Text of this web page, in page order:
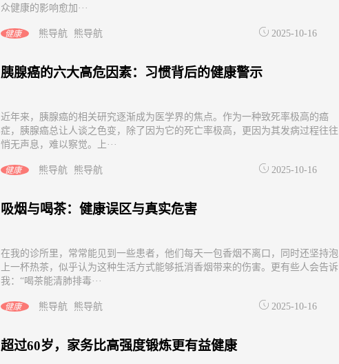
众健康的影响愈加···
健康 熊导航 熊导航 2025-10-16
胰腺癌的六大高危因素：习惯背后的健康警示
近年来，胰腺癌的相关研究逐渐成为医学界的焦点。作为一种致死率极高的癌
症，胰腺癌总让人谈之色变，除了因为它的死亡率极高，更因为其发病过程往往
悄无声息，难以察觉。上···
健康 熊导航 熊导航 2025-10-16
吸烟与喝茶：健康误区与真实危害
在我的诊所里，常常能见到一些患者，他们每天一包香烟不离口，同时还坚持泡
上一杯热茶，似乎认为这种生活方式能够抵消香烟带来的伤害。更有些人会告诉
我：“喝茶能清肺排毒···
健康 熊导航 熊导航 2025-10-16
超过60岁，家务比高强度锻炼更有益健康